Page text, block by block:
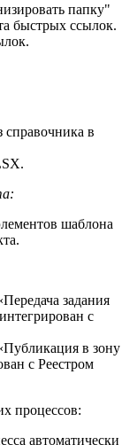
папку"
быстрых ссылок.
справочника в
шаблона
задания
с
в зону
с Реестром
процессов:
автоматически